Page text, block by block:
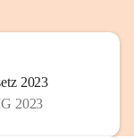
2023
2023